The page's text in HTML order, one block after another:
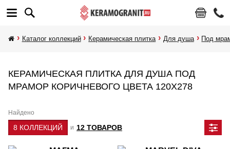
Каталог коллекций Керамическая плитка Для душа Под
КЕРАМИЧЕСКАЯ ПЛИТКА ДЛЯ ДУША ПОД
МРАМОР КОРИЧНЕВОГО ЦВЕТА 120Х278
Найдено
8 КОЛЛЕКЦИЙ и 12 ТОВАРОВ